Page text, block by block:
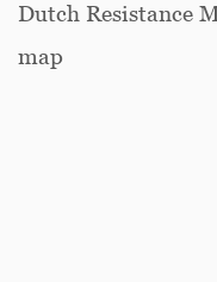
Dutch Resistance
map